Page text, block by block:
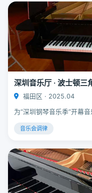
深圳音乐厅 · 波士顿三
福田区 · 2025.04
为“深圳钢琴音乐季”开幕
音乐会调律